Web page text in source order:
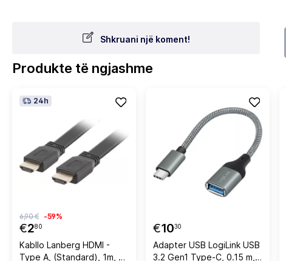
Shkruani një koment!
Produkte të ngjashme
24h
€280
6,90 € -59%
Kabllo Lanberg HDMI -
Type A, (Standard), 1m, e
€1030
Adapter USB LogiLink USB
3.2 Gen1 Type-C, 0.15 m,